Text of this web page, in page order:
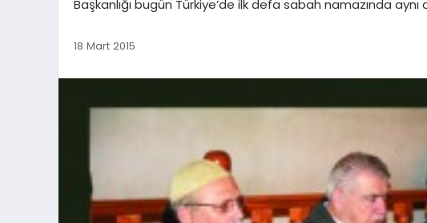
Başkanlığı bugün Türkiye’de ilk defa sabah namazında
18 Mart 2015